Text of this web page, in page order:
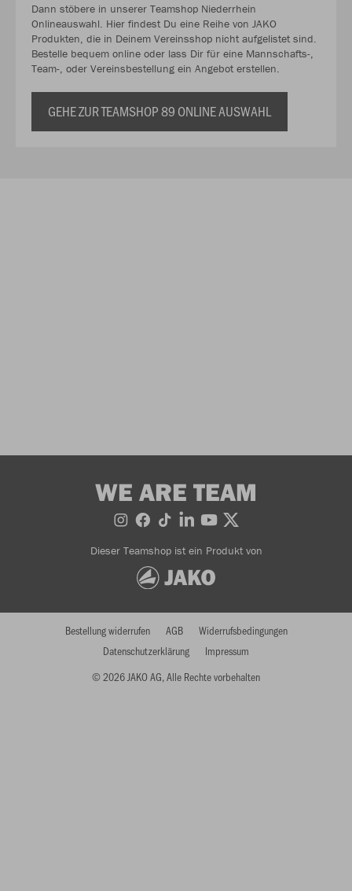
Dann stöbere in unserer Teamshop Niederrhein
Onlineauswahl. Hier findest Du eine Reihe von JAKO
Produkten, die in Deinem Vereinsshop nicht aufgelistet sind.
Bestelle bequem online oder lass Dir für eine Mannschafts-,
Team-, oder Vereinsbestellung ein Angebot erstellen.
GEHE ZUR TEAMSHOP 89 ONLINE AUSWAHL
WE ARE TEAM
Dieser Teamshop ist ein Produkt von
© 2026 JAKO AG, Alle Rechte vorbehalten
Bestellung widerrufen AGB
Widerrufsbedingungen
Datenschutzerklärung
Impressum